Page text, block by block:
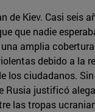
Kiev. Casi seis
que nadie
amplia
debido a la
ciudadanos.
justificó
las tropas